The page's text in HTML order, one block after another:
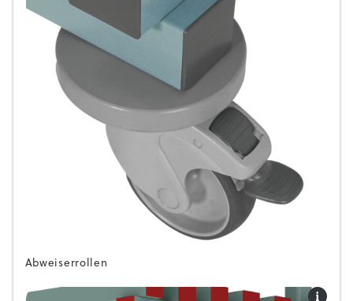
Abweiserrollen